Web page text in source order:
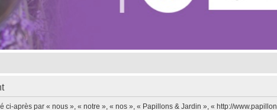
ci-après par « nous », « notre », « nos », « Papillons & Jardin », « http://